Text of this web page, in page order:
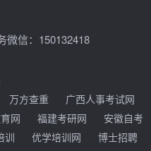
微信：150132418
万方查重
广西人事考试网
网 福建考研网
安徽自考
训 优学培训网
博士招聘